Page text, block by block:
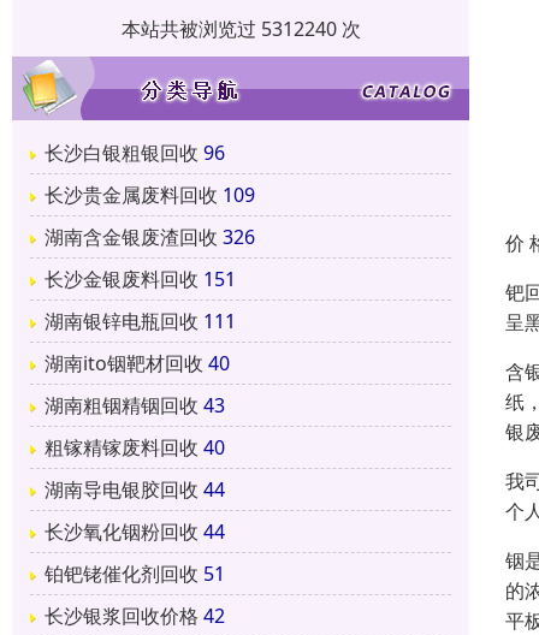
本站共被浏览过 5312240 次
长沙白银粗银回收 96
长沙贵金属废料回收 109
湖南含金银废渣回收 326
长沙金银废料回收 151
湖南银锌电瓶回收 111
湖南ito铟靶材回收 40
湖南粗铟精铟回收 43
粗镓精镓废料回收 40
湖南导电银胶回收 44
长沙氧化铟粉回收 44
铂钯铑催化剂回收 51
长沙银浆回收价格 42
价
钯
呈
含
纸
银
我
个
铟
的
平